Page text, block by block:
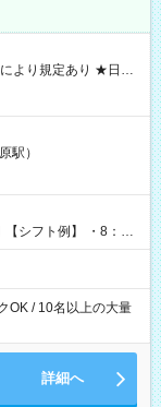
GET♪ お仕事後はコ
】試
駅）
OK / 10名以上の大量
詳細へ